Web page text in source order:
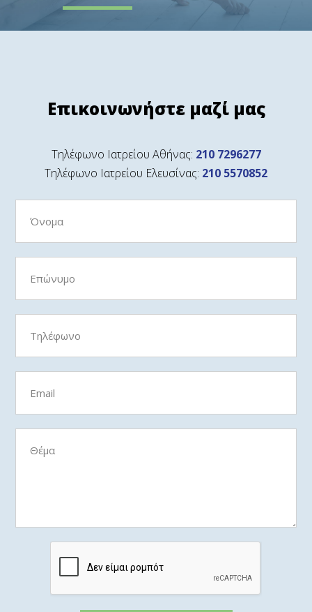
Επικοινωνήστε μαζί μας
Τηλέφωνο Ιατρείου Αθήνας: 210 7296277
Τηλέφωνο Ιατρείου Ελευσίνας: 210 5570852